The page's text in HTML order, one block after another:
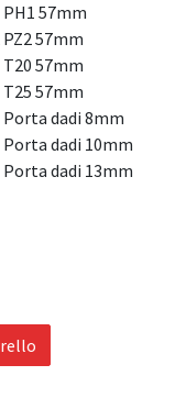
PH1 57mm
PZ2 57mm
T20 57mm
T25 57mm
Porta dadi 8mm
Porta dadi 10mm
Porta dadi 13mm